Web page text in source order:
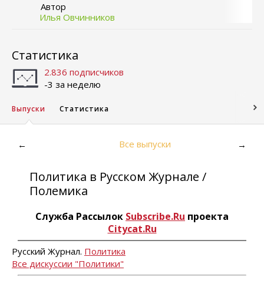
Автор
Илья Овчинников
Статистика
2.836 подписчиков
-3 за неделю
Выпуски Статистика
← Все выпуски →
Политика в Русском Журнале /
Полемика
Служба Рассылок Subscribe.Ru проекта
Citycat.Ru
Русский Журнал. Политика
Все дискуссии "Политики"